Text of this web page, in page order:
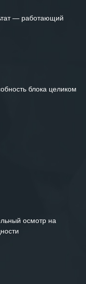
— работающий
блока целиком
осмотр на